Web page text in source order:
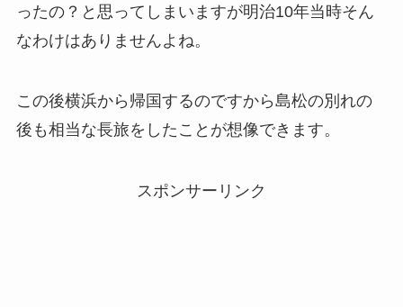
ったの？と思ってしまいますが明治10年当時そん
なわけはありませんよね。
この後横浜から帰国するのですから島松の別れの
後も相当な長旅をしたことが想像できます。
スポンサーリンク